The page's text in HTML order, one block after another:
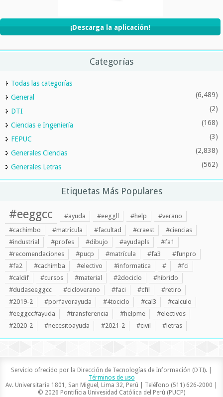
¡Descarga la aplicación!
Categorías
Todas las categorías
General
(6,489)
DTI (2)
Ciencias e Ingeniería (168)
FEPUC (3)
Generales Ciencias (2,838)
Generales Letras (562)
Etiquetas Más Populares
#eeggcc #ayuda #eeggll #help
#verano
#cachimbo
#matricula #facultad #craest
#ciencias
#industrial
#profes #dibujo #ayudapls
#fa1
#recomendaciones
#pucp #matrícula #fa3
#funpro
#fa2
#cachimba #electivo #informatica #
#fci
#caldif
#cursos #material #2dociclo
#hibrido
#dudaseeggcc
#cicloverano #faci #cfil
#retiro
#2019-2
#porfavorayuda #4tociclo #cal3
#calculo
#eeggcc#ayuda
#transferencia #helpme
#electivos
#2020-2
#necesitoayuda #2021-2 #civil #letras
Servicio ofrecido por la Dirección de Tecnologías de Información (DTI). |
Términos de uso
Av. Universitaria 1801, San Miguel, Lima 32, Perú | Teléfono (511) 626-2000 |
© 2026 Pontificia Univesidad Católica del Perú (PUCP)